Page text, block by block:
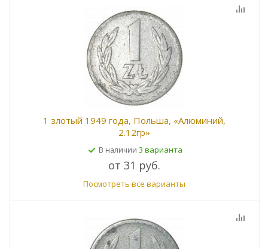
1 злотый 1949 года, Польша, «Алюминий,
2.12гр»
В наличии 3 варианта
от 31 руб.
Посмотреть все варианты